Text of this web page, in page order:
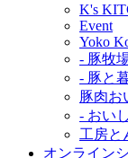
K's
Event
Yoko
- 豚牧
- 豚と
豚肉お
- おい
工房と
オンライン